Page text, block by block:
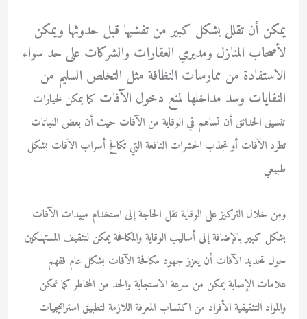
يمكن أن تقلل بشكل كبير من تفشيها قبل حدوثها ويمكن
لأصحاب المنازل ومديري العقارات والشركات على حد سواء
الاستفادة من ممارسات النظافة مثل التخلص السليم من
النفايات وسد مداخلها لمنع دخول الآفات كما يمكن لخيارات
تنسيق الحدائق أن تساهم في الوقاية من الآفات حيث أن بعض النباتات
تطرد الآفات أو تجذب الحشرات النافعة التي تكافح أسراب الآفات بشكل
طبيعي
ومن خلال التركيز على الوقاية تقل الحاجة إلى استخدام مبيدات الآفات
بشكل كبير بالإضافة إلى أساليب الوقاية والمكافحة يمكن لتثقيف المستهلكين
حول تحديد الآفات أن يعزز جهود مكافحة الآفات بشكل عام ففهم
علامات الإصابة يمكن من سرعة الاستجابة والحد من المخاطر كما تمكن
والمواد التثقيفية الأفراد من اكتساب المعرفة اللازمة لتطبيق استراتيجيات